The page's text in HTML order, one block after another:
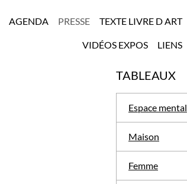
AGENDA PRESSE TEXTE LIVRE D ART
VIDÉOS EXPOS LIENS
TABLEAUX
Espace mental
Maison
Femme